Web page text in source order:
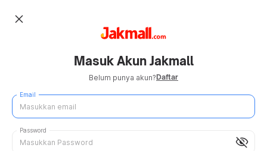
close
Masuk Akun Jakmall
Belum punya akun?Daftar
Email
visibility_off
Password